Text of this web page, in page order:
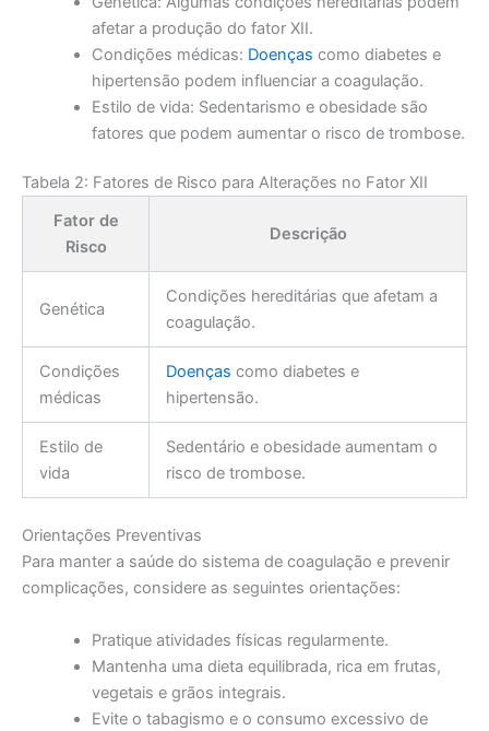
afetar a produção do fator XII.
Condições médicas: Doenças como diabetes e
hipertensão podem influenciar a coagulação.
Estilo de vida: Sedentarismo e obesidade são
fatores que podem aumentar o risco de trombose.
Tabela 2: Fatores de Risco para Alterações no Fator XII
Fator de
Risco
Descrição
Genética
Condições hereditárias que afetam a
coagulação.
Condições
médicas
Doenças como diabetes e
hipertensão.
Estilo de
vida
Sedentário e obesidade aumentam o
risco de trombose.
Orientações Preventivas
Para manter a saúde do sistema de coagulação e prevenir
complicações, considere as seguintes orientações:
Pratique atividades físicas regularmente.
Mantenha uma dieta equilibrada, rica em frutas,
vegetais e grãos integrais.
Evite o tabagismo e o consumo excessivo de